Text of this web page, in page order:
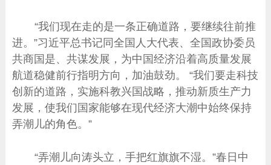
“我们现在走的是一条正确道路，要继续往前推
进。”习近平总书记同全国人大代表、全国政协委员
共商国是、共谋发展，为中国经济沿着高质量发展
航道稳健前行指明方向，加油鼓劲。 “我们要走科技
创新的道路，实施科教兴国战略，推动新质生产力
发展，使我们国家能够在现代经济大潮中始终保持
弄潮儿的角色。”
“弄潮儿向涛头立，手把红旗旗不湿。”春日中